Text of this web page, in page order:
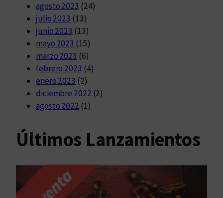
agosto 2023 (24)
julio 2023 (13)
junio 2023 (13)
mayo 2023 (15)
marzo 2023 (6)
febrero 2023 (4)
enero 2023 (2)
diciembre 2022 (2)
agosto 2022 (1)
Últimos Lanzamientos